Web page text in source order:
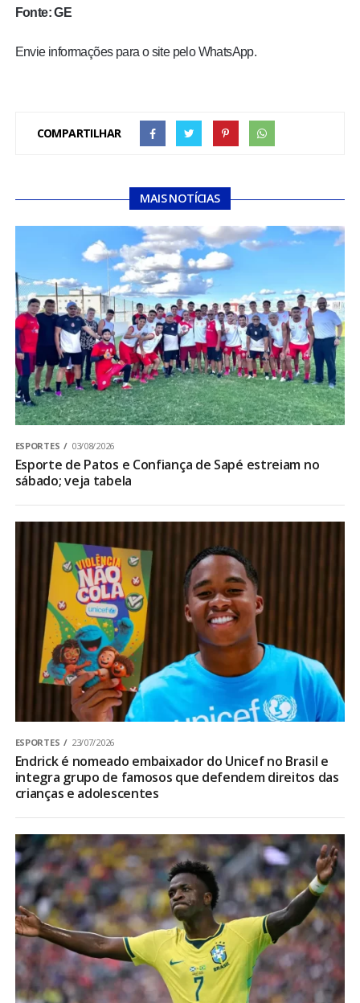
Fonte: GE
Envie informações para o site pelo WhatsApp.
COMPARTILHAR
MAIS NOTÍCIAS
ESPORTES 03/08/2026
Esporte de Patos e Confiança de Sapé estreiam no
sábado; veja tabela
ESPORTES 23/07/2026
Endrick é nomeado embaixador do Unicef no Brasil e
integra grupo de famosos que defendem direitos das
crianças e adolescentes